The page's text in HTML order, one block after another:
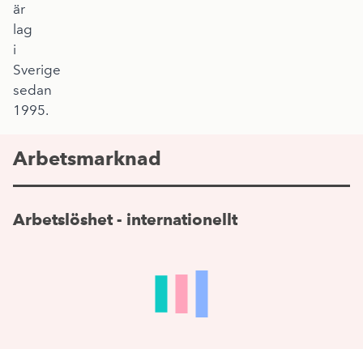
är
lag
i
Sverige
sedan
1995.
Arbetsmarknad
Arbetslöshet - internationellt